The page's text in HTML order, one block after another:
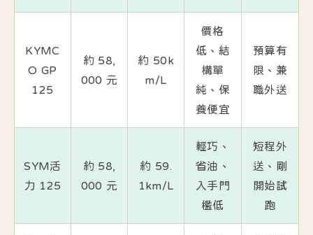
KYMC
O GP
125
約 58,
000 元
約 50k
m/L
價格
低、結
構單
純、保
養便宜
預算有
限、兼
職外送
SYM活
力 125
約 58,
000 元
約 59.
1km/L
輕巧、
省油、
入手門
檻低
短程外
送、剛
開始試
跑